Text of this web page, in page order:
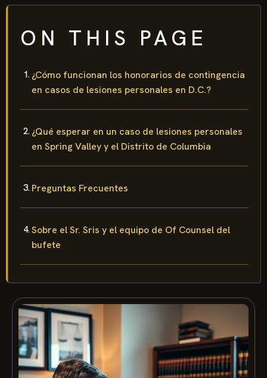
ON THIS PAGE
¿Cómo funcionan los honorarios de contingencia
en casos de lesiones personales en D.C.?
¿Qué esperar en un caso de lesiones personales
en Spring Valley y el Distrito de Columbia
Preguntas Frecuentes
Sobre el Sr. Sris y el equipo de Of Counsel del
bufete